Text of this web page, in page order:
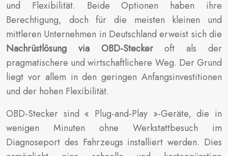
und Flexibilität. Beide Optionen haben ihre
Berechtigung, doch für die meisten kleinen und
mittleren Unternehmen in Deutschland erweist sich die
Nachrüstlösung via OBD-Steckeroft als der
pragmatischere und wirtschaftlichere Weg. Der Grund
liegt vor allem in den geringen Anfangsinvestitionen
und der hohen Flexibilität.
OBD-Stecker sind « Plug-and-Play »-Geräte, die in
wenigen Minuten ohne Werkstattbesuch im
Diagnoseport des Fahrzeugs installiert werden. Dies